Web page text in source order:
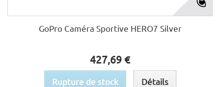
GoPro Caméra Sportive HERO7 Silver
427,69 €
Rupture de stock Détails